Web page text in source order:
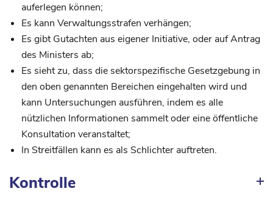
auferlegen können;
Es kann Verwaltungsstrafen verhängen;
Es gibt Gutachten aus eigener Initiative, oder auf Antrag
des Ministers ab;
Es sieht zu, dass die sektorspezifische Gesetzgebung in
den oben genannten Bereichen eingehalten wird und
kann Untersuchungen ausführen, indem es alle
nützlichen Informationen sammelt oder eine öffentliche
Konsultation veranstaltet;
In Streitfällen kann es als Schlichter auftreten.
Kontrolle